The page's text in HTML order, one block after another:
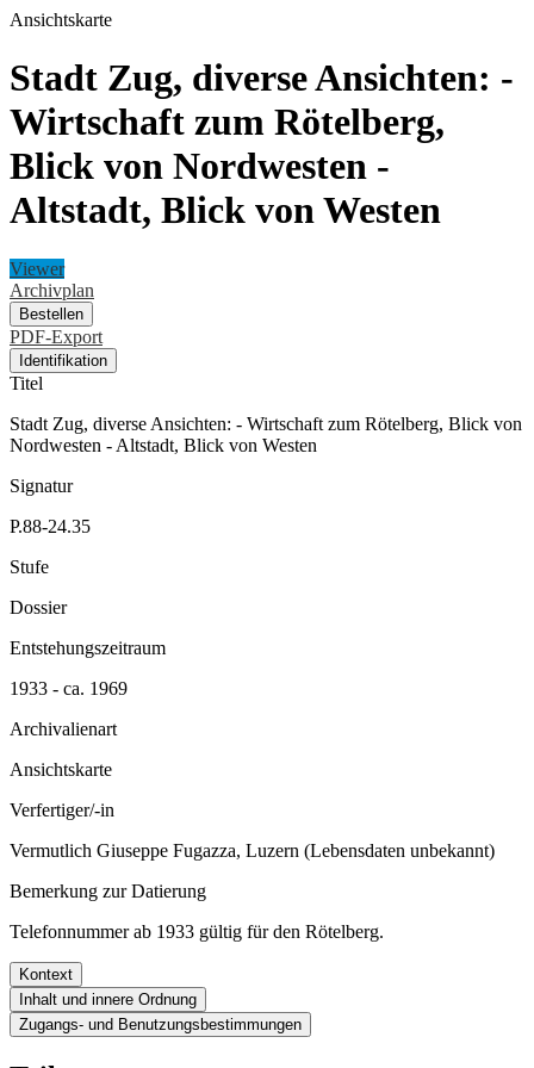
Ansichtskarte
Stadt Zug, diverse Ansichten: -
Wirtschaft zum Rötelberg,
Blick von Nordwesten -
Altstadt, Blick von Westen
Viewer
Archivplan
Bestellen
PDF-Export
Identifikation
Titel
Stadt Zug, diverse Ansichten: - Wirtschaft zum Rötelberg, Blick von
Nordwesten - Altstadt, Blick von Westen
Signatur
P.88-24.35
Stufe
Dossier
Entstehungszeitraum
1933 - ca. 1969
Archivalienart
Ansichtskarte
Verfertiger/-in
Vermutlich Giuseppe Fugazza, Luzern (Lebensdaten unbekannt)
Bemerkung zur Datierung
Telefonnummer ab 1933 gültig für den Rötelberg.
Kontext
Inhalt und innere Ordnung
Zugangs- und Benutzungsbestimmungen